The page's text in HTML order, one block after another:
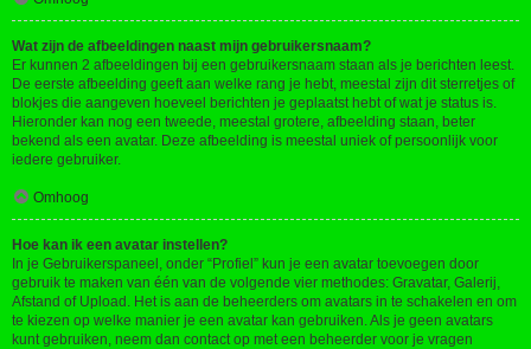
Wat zijn de afbeeldingen naast mijn gebruikersnaam?
Er kunnen 2 afbeeldingen bij een gebruikersnaam staan als je berichten leest.
De eerste afbeelding geeft aan welke rang je hebt, meestal zijn dit sterretjes of
blokjes die aangeven hoeveel berichten je geplaatst hebt of wat je status is.
Hieronder kan nog een tweede, meestal grotere, afbeelding staan, beter
bekend als een avatar. Deze afbeelding is meestal uniek of persoonlijk voor
iedere gebruiker.
Omhoog
Hoe kan ik een avatar instellen?
In je Gebruikerspaneel, onder “Profiel” kun je een avatar toevoegen door
gebruik te maken van één van de volgende vier methodes: Gravatar, Galerij,
Afstand of Upload. Het is aan de beheerders om avatars in te schakelen en om
te kiezen op welke manier je een avatar kan gebruiken. Als je geen avatars
kunt gebruiken, neem dan contact op met een beheerder voor je vragen